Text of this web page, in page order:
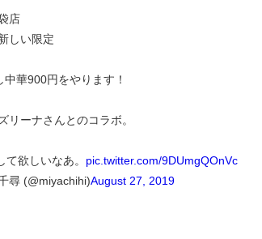
店
しい限定
華900円をやります！
リーナさんとのコラボ。
欲しいなあ。 pic.twitter.com/9DUmgQOnVc
尋 (@miyachihi)August 27, 2019